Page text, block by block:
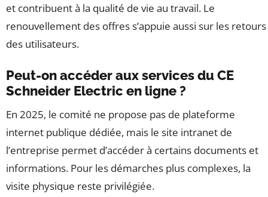
et contribuent à la qualité de vie au travail. Le
renouvellement des offres s’appuie aussi sur les retours
des utilisateurs.
Peut-on accéder aux services du CE
Schneider Electric en ligne ?
En 2025, le comité ne propose pas de plateforme
internet publique dédiée, mais le site intranet de
l’entreprise permet d’accéder à certains documents et
informations. Pour les démarches plus complexes, la
visite physique reste privilégiée.